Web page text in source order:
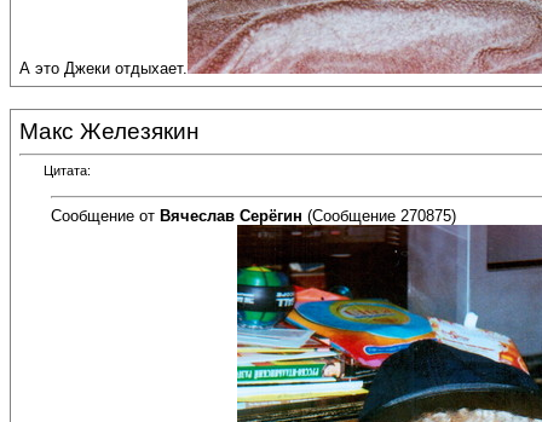
А это Джеки отдыхает.
Макс Железякин
Цитата:
Сообщение от Вячеслав Серёгин (Сообщение 270875)